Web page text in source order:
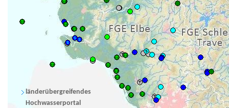
länderübergreifendes
Hochwasserportal